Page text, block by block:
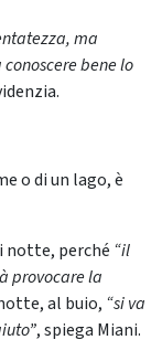
ma
bene lo
o di un lago, è
notte, perché “il
provocare la
al buio, “si va
, spiega Miani.